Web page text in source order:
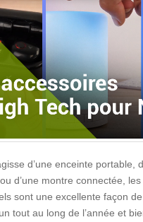
d’une enceinte portable,
d’une montre connectée,
sont une excellente façon
tout au long de l’année et